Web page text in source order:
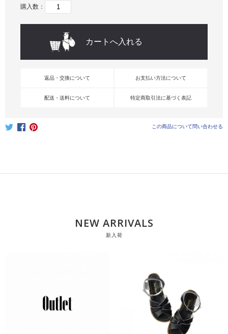
購入数：
返品・交換について お支払い方法について
配送・送料について 特定商取引法に基づく表記
この商品について問い合わせる
NEW ARRIVALS
新入荷